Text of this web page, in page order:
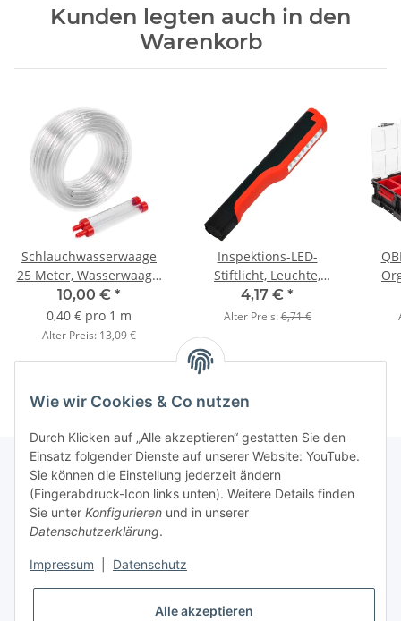
Kunden legten auch in den
Warenkorb
Schlauchwasserwaage
25 Meter, Wasserwaage,
Meterstrich bestimmen
10,00 € *
0,40 € pro 1 m
Alter Preis:13,09 €
Inspektions-LED-
Stiftlicht, Leuchte,
Werkstattlampe mit
Magnet
4,17 € *
Alter Preis:6,71 €
Kundenservice
Wie wir Cookies & Co nutzen
Durch Klicken auf „Alle akzeptieren“ gestatten Sie den
Einsatz folgender Dienste auf unserer Website: YouTube.
Sie können die Einstellung jederzeit ändern
(Fingerabdruck-Icon links unten). Weitere Details finden
Sie unter Konfigurieren und in unserer
Datenschutzerklärung.
Impressum Datenschutz
Alle akzeptieren